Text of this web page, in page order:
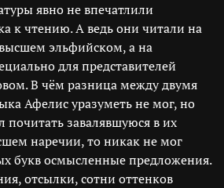
явно не впечатлили
к чтению. А ведь они читали на
эльфийском, а на
для представителей
В чём разница между двумя
Афелис уразуметь не мог, но
почитать завалявшуюся в их
наречии, то никак не мог
букв осмысленные предложения.
отсылки, сотни оттенков